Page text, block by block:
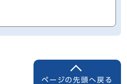
ページの先頭へ戻る